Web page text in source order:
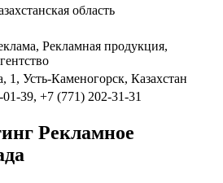
область
Рекламная продукция,
1, Усть-Каменогорск, Казахстан
39, +7 (771) 202-31-31
Рекламное